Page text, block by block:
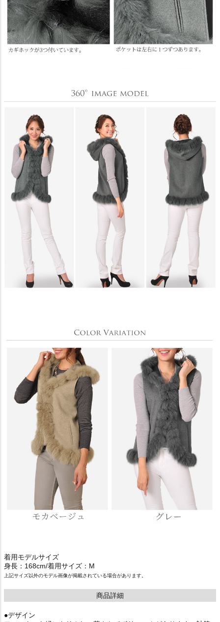
着用モデルサイズ
身長：168cm/着用サイズ：M
上記サイズ以外のモデル画像が掲載されている場合があります。
商品詳細
●デザイン